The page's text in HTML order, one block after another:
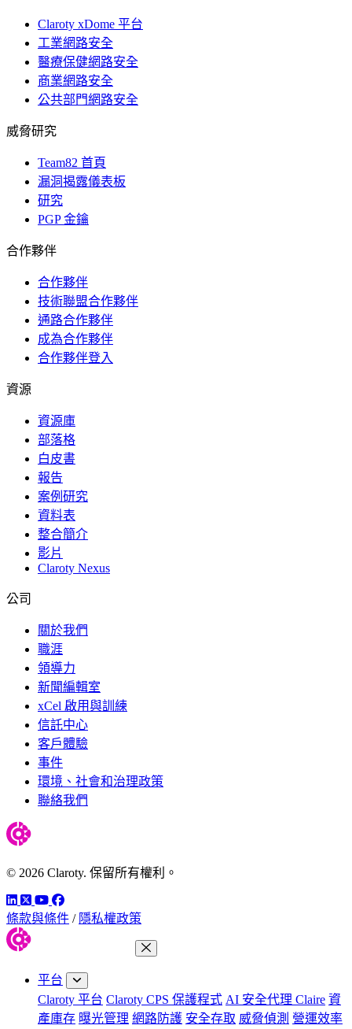
Claroty xDome 平台
工業網路安全
醫療保健網路安全
商業網路安全
公共部門網路安全
威脅研究
Team82 首頁
漏洞揭露儀表板
研究
PGP 金鑰
合作夥伴
合作夥伴
技術聯盟合作夥伴
通路合作夥伴
成為合作夥伴
合作夥伴登入
資源
資源庫
部落格
白皮書
報告
案例研究
資料表
整合簡介
影片
Claroty Nexus
公司
關於我們
職涯
領導力
新聞編輯室
xCel 啟用與訓練
信託中心
客戶體驗
事件
環境、社會和治理政策
聯絡我們
© 2026 Claroty. 保留所有權利。
LinkedIn
TwitterYouTube
Facebook
條款與條件 / 隱私權政策
平台
Claroty 平台 Claroty CPS 保護程式 AI 安全代理 Claire 資
產庫存 曝光管理 網路防護 安全存取 威脅偵測 營運效率